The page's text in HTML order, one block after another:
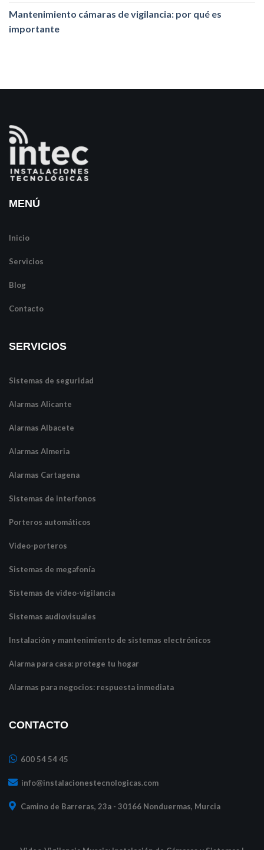
Mantenimiento cámaras de vigilancia: por qué es
importante
MENÚ
Inicio
Servicios
Blog
Contacto
SERVICIOS
Sistemas de seguridad
Alarmas Alicante
Alarmas Albacete
Alarmas Almeria
Alarmas Cartagena
Sistemas de interfonos
Porteros automáticos
Video-porteros
Sistemas de megafonía
Sistemas de video-vigilancia
Sistemas audiovisuales
Instalación y mantenimiento de sistemas electrónicos
Alarma para casa: protege tu hogar
Alarmas para negocios: respuesta inmediata
CONTACTO
600 54 54 45
info@instalacionestecnologicas.com
Camino de Barreras, 23a - 30166 Nonduermas, Murcia